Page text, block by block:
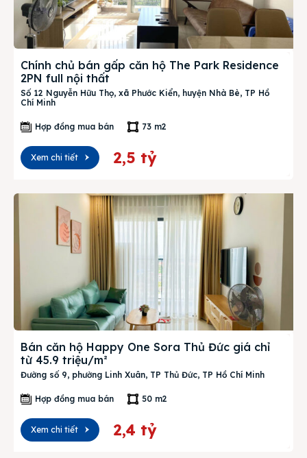
Chính chủ bán gấp căn hộ The Park Residence
2PN full nội thất
Số 12 Nguyễn Hữu Thọ, xã Phước Kiển, huyện Nhà Bè, TP Hồ
Chí Minh
Hợp đồng mua bán 73 m2
Xem chi tiết 2,5 tỷ
Bán căn hộ Happy One Sora Thủ Đức giá chỉ
từ 45.9 triệu/m²
Đường số 9, phường Linh Xuân, TP Thủ Đức, TP Hồ Chí Minh
Hợp đồng mua bán 50 m2
Xem chi tiết 2,4 tỷ